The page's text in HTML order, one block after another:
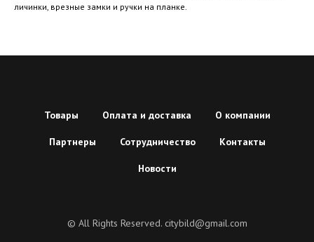
личинки, врезные замки и ручки на планке.
Товары Оплата и доставка О компании
Партнеры Сотрудничество Контакты
Новости
© All Rights Reserved. citybild@gmail.com